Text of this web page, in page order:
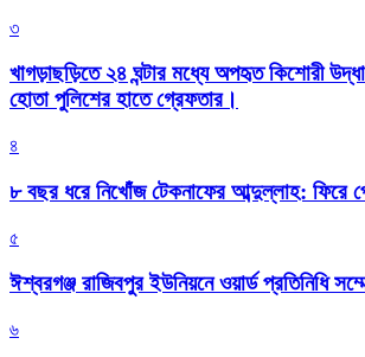
৩
খাগড়াছড়িতে ২৪ ঘন্টার মধ্যে অপহৃত কিশোরী
হোতা পুলিশের হাতে গ্রেফতার।
৪
৮ বছর ধরে নিখোঁজ টেকনাফের আব্দুল্লাহ: ফিরে
৫
ঈশ্বরগঞ্জ রাজিবপুর ইউনিয়নে ওয়ার্ড প্রতিনিধি
৬